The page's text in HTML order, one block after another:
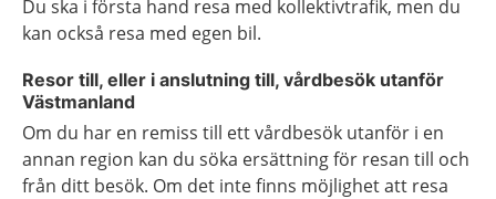
Du ska i första hand resa med kollektivtrafik, men du
kan också resa med egen bil.
Resor till, eller i anslutning till, vårdbesök utanför
Västmanland
Om du har en remiss till ett vårdbesök utanför i en
annan region kan du söka ersättning för resan till och
från ditt besök. Om det inte finns möjlighet att resa